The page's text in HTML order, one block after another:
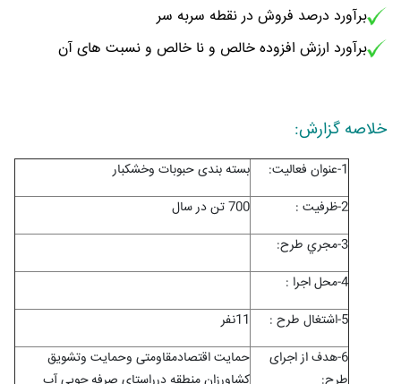
برآورد درصد فروش در نقطه سربه سر
برآورد ارزش افزوده خالص و نا خالص و نسبت های آن
خلاصه گزارش:
1-عنوان فعاليت:
بسته بندی حبوبات وخشکبار
2-ظرفيت :
700 تن در سال
3-مجري طرح:
4-محل اجرا :
5-اشتغال طرح :
11نفر
6-هدف از اجرای
حمایت اقتصادمقاومتی وحمایت وتشویق